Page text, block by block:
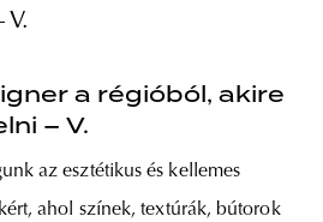
a régióból, akire
– V.
az esztétikus és kellemes
ahol színek, textúrák, bútorok